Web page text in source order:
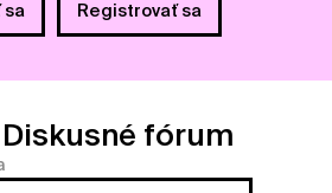
sa Registrovať sa
fórum